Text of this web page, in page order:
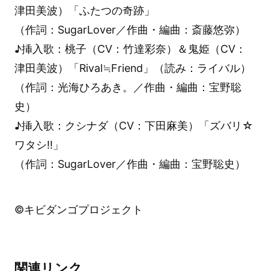
津田美波）「ふたつの奇跡」
（作詞：SugarLover／作曲・編曲：斎藤悠弥）
♪挿入歌：桃子（CV：竹達彩奈）＆鬼姫（CV：
津田美波）「Rival≒Friend」（読み：ライバル）
（作詞：光海ひろあき。／作曲・編曲：宝野聡
史）
♪挿入歌：クシナダ（CV：下田麻美）「ズバリ☆
ワタシ!!」
（作詞：SugarLover／作曲・編曲：宝野聡史）
©キビダンゴプロジェクト